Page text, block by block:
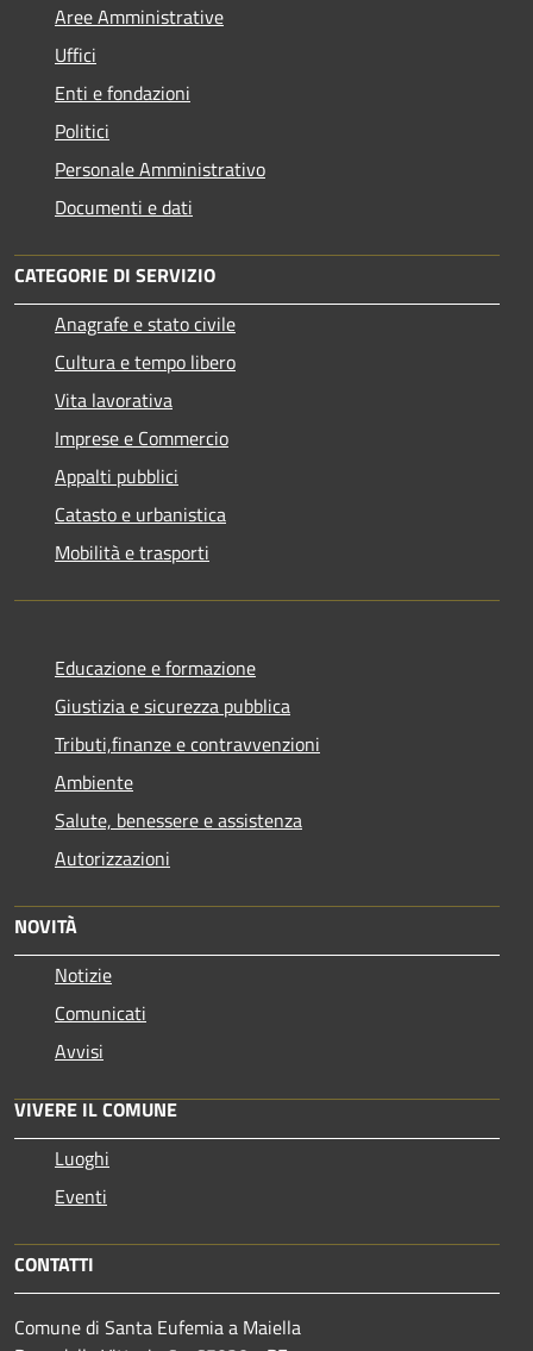
Aree Amministrative
Uffici
Enti e fondazioni
Politici
Personale Amministrativo
Documenti e dati
CATEGORIE DI SERVIZIO
Anagrafe e stato civile
Cultura e tempo libero
Vita lavorativa
Imprese e Commercio
Appalti pubblici
Catasto e urbanistica
Mobilità e trasporti
Educazione e formazione
Giustizia e sicurezza pubblica
Tributi,finanze e contravvenzioni
Ambiente
Salute, benessere e assistenza
Autorizzazioni
NOVITÀ
Notizie
Comunicati
Avvisi
VIVERE IL COMUNE
Luoghi
Eventi
CONTATTI
Comune di Santa Eufemia a Maiella